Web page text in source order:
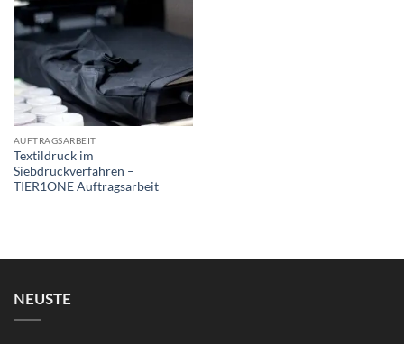
AUFTRAGSARBEIT
Textildruck im
Siebdruckverfahren –
TIER1ONE Auftragsarbeit
NEUSTE